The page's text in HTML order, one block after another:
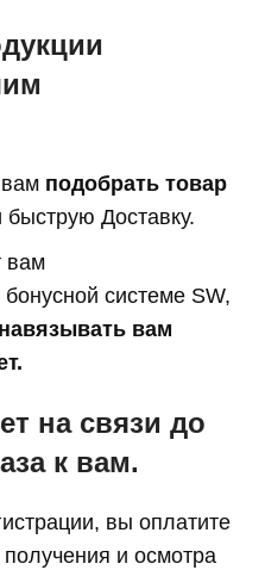
подобрать товар
Доставку.
вам
системе SW,
навязывать вам
на связи до
к вам.
вы оплатите
и осмотра